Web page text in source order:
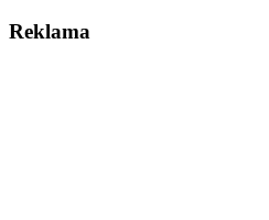
Reklama